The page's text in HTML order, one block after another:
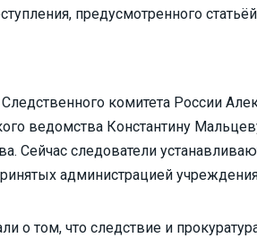
предусмотренного
комитета России
ведомства Константину
Сейчас следователи
администрацией
о том, что следствие и